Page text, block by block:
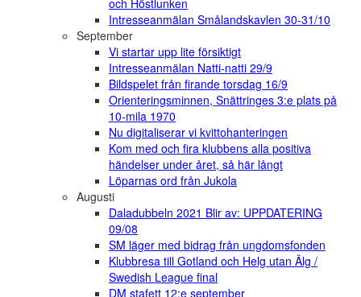
och Höstlunken
Intresseanmälan Smålandskavlen 30-31/10
September
Vi startar upp lite försiktigt
Intresseanmälan Natti-natti 29/9
Bildspelet från firande torsdag 16/9
Orienteringsminnen, Snättringes 3:e plats på
10-mila 1970
Nu digitaliserar vi kvittohanteringen
Kom med och fira klubbens alla positiva
händelser under året, så här långt
Löparnas ord från Jukola
Augusti
Daladubbeln 2021 Blir av: UPPDATERING
09/08
SM läger med bidrag från ungdomsfonden
Klubbresa till Gotland och Helg utan Älg /
Swedish League final
DM stafett 12:e september